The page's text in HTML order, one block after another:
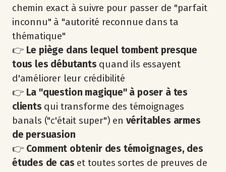
chemin exact à suivre pour passer de "parfait
inconnu" à "autorité reconnue dans ta
thématique"
👉 Le piège dans lequel tombent presque
tous les débutants quand ils essayent
d'améliorer leur crédibilité
👉 La "question magique" à poser à tes
clients qui transforme des témoignages
banals ("c'était super") en véritables armes
de persuasion
👉 Comment obtenir des témoignages, des
études de cas et toutes sortes de preuves de